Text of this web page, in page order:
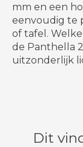
mm en een
eenvoudig te
of tafel.
de Panthella
uitzonderlijk
Dit